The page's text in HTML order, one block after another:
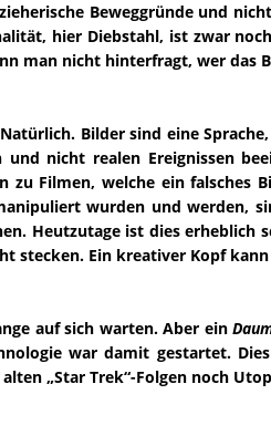
Beweggründe und
hier Diebstahl, ist zwar
man nicht hinterfragt, wer das
Bilder sind eine
und nicht realen Ereignissen
Filmen, welche ein falsches
wurden und werden,
Heutzutage ist dies
stecken. Ein kreativer Kopf
auf sich warten. Aber ein
war damit gestartet.
„Star Trek“-Folgen noch